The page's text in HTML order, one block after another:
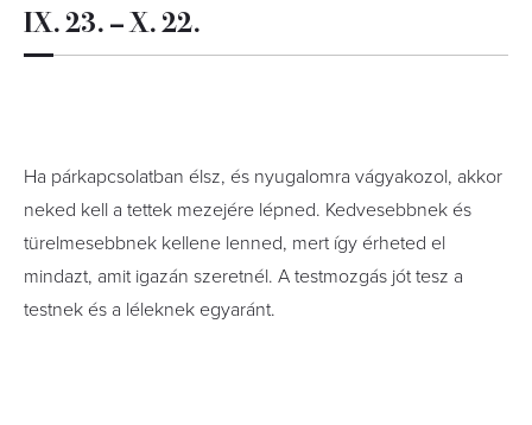
IX. 23. – X. 22.
Ha párkapcsolatban élsz, és nyugalomra vágyakozol, akkor
neked kell a tettek mezejére lépned. Kedvesebbnek és
türelmesebbnek kellene lenned, mert így érheted el
mindazt, amit igazán szeretnél. A testmozgás jót tesz a
testnek és a léleknek egyaránt.